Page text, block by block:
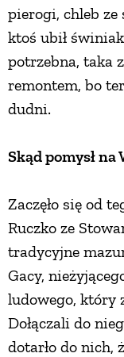
pierogi, chleb ze
ktoś ubił
potrzebna, taka
remontem, bo
dudni.
Skąd pomysł
Zaczęło się od
Ruczko ze
tradycyjne
Gacy,
ludowego, który
Dołączali do
dotarło do nich,